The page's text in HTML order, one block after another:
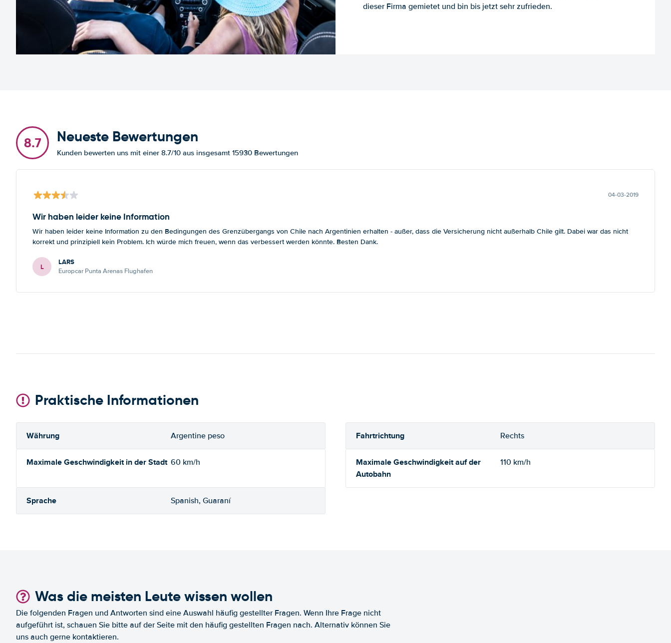
dieser Firma gemietet und bin bis jetzt sehr zufrieden.
8.7 Neueste Bewertungen
Kunden bewerten uns mit einer 8.7/10 aus insgesamt 15930 Bewertungen
04-03-2019
Wir haben leider keine Information
Wir haben leider keine Information zu den Bedingungen des Grenzübergangs von Chile nach Argentinien erhalten - außer, dass die Versicherung nicht außerhalb Chile gilt. Dabei war das nicht
korrekt und prinzipiell kein Problem. Ich würde mich freuen, wenn das verbessert werden könnte. Besten Dank.
L LARS
Europcar Punta Arenas Flughafen
Praktische Informationen
Währung Argentine peso Fahrtrichtung Rechts
Maximale Geschwindigkeit in der Stadt 60 km/h
Maximale Geschwindigkeit auf der
Autobahn
110 km/h
Sprache Spanish, Guaraní
Was die meisten Leute wissen wollen
Die folgenden Fragen und Antworten sind eine Auswahl häufig gestellter Fragen. Wenn Ihre Frage nicht
aufgeführt ist, schauen Sie bitte auf der Seite mit den häufig gestellten Fragen nach. Alternativ können Sie
uns auch gerne kontaktieren.